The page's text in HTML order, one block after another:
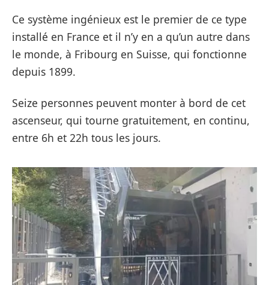
Ce système ingénieux est le premier de ce type
installé en France et il n’y en a qu’un autre dans
le monde, à Fribourg en Suisse, qui fonctionne
depuis 1899.
Seize personnes peuvent monter à bord de cet
ascenseur, qui tourne gratuitement, en continu,
entre 6h et 22h tous les jours.